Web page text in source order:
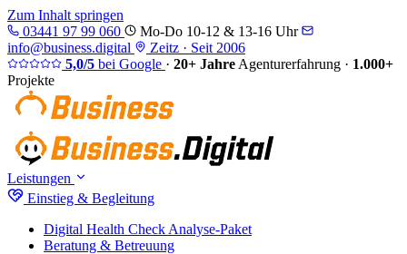
Zum Inhalt springen
03441 97 99 060
Mo-Do 10-12 & 13-16 Uhr
info@business.digital
Zeitz · Seit 2006
5,0/5 bei Google · 20+ Jahre Agenturerfahrung · 1.000+
Projekte
Leistungen
Einstieg & Begleitung
Digital Health Check Analyse-Paket
Beratung & Betreuung